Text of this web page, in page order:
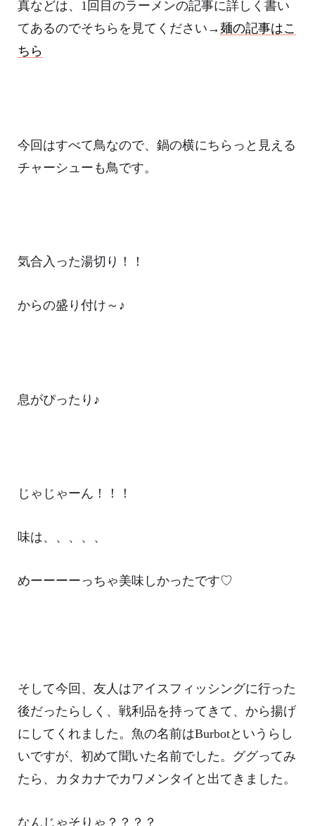
真などは、1回目のラーメンの記事に詳しく書い
てあるのでそちらを見てください→麺の記事はこ
ちら
今回はすべて鳥なので、鍋の横にちらっと見える
チャーシューも鳥です。
気合入った湯切り！！
からの盛り付け～♪
息がぴったり♪
じゃじゃーん！！！
味は、、、、、
めーーーーっちゃ美味しかったです♡
そして今回、友人はアイスフィッシングに行った
後だったらしく、戦利品を持ってきて、から揚げ
にしてくれました。魚の名前はBurbotというらし
いですが、初めて聞いた名前でした。ググってみ
たら、カタカナでカワメンタイと出てきました。
なんじゃそりゃ？？？？